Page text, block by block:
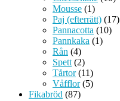
Mousse (1)
Paj (efterrätt) (17)
Pannacotta (10)
Pannkaka (1)
Rån (4)
Spett (2)
Tårtor(11)
Våfflor(5)
Fikabröd (87)